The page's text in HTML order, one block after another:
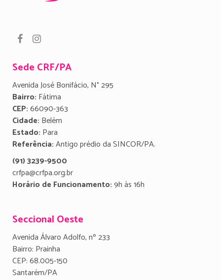
Sede CRF/PA
Avenida José Bonifácio, N° 295
Bairro: Fátima
CEP:66090-363
Cidade: Belém
Estado: Para
Referência:Antigo prédio da SINCOR/PA.
(91) 3239-9500
crfpa@crfpa.org.br
Horário de Funcionamento:9h às 16h
Seccional Oeste
Avenida Álvaro Adolfo, nº 233
Bairro: Prainha
CEP: 68.005-150
Santarém/PA